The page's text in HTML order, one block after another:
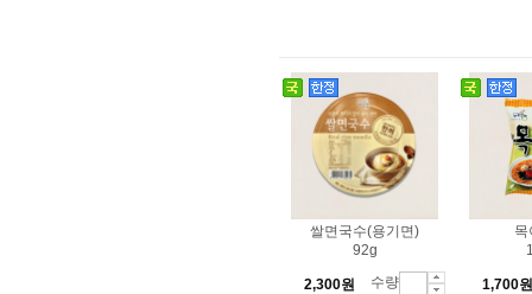
쌀면국수(용기면)
92g
2,300원 수량
목
1,700원